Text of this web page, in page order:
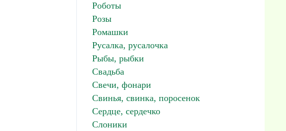
Роботы
Розы
Ромашки
Русалка, русалочка
Рыбы, рыбки
Свадьба
Свечи, фонари
Свинья, свинка, поросенок
Сердце, сердечко
Слоники